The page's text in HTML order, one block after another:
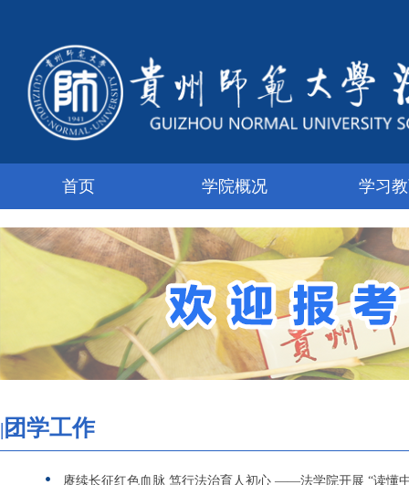
首页 学院概况 学习
团学工作
赓续长征红色血脉 笃行法治育人初心 ——法学院开展 “读懂